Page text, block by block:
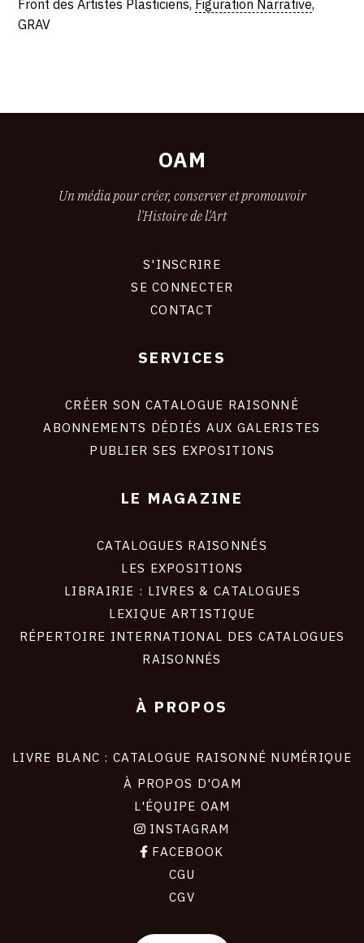
Front des Artistes Plasticiens, Figuration Narrative,
GRAV
OAM
Un média pour créer, conserver et promouvoir
l'Histoire de l'Art
S'INSCRIRE
SE CONNECTER
CONTACT
SERVICES
CRÉER SON CATALOGUE RAISONNÉ
ABONNEMENTS DÉDIÉS AUX GALERISTES
PUBLIER SES EXPOSITIONS
LE MAGAZINE
CATALOGUES RAISONNÉS
LES EXPOSITIONS
LIBRAIRIE : LIVRES & CATALOGUES
LEXIQUE ARTISTIQUE
RÉPERTOIRE INTERNATIONAL DES CATALOGUES
RAISONNÉS
À PROPOS
LIVRE BLANC : CATALOGUE RAISONNÉ NUMÉRIQUE
À PROPOS D'OAM
L'ÉQUIPE OAM
INSTAGRAM
FACEBOOK
CGU
CGV